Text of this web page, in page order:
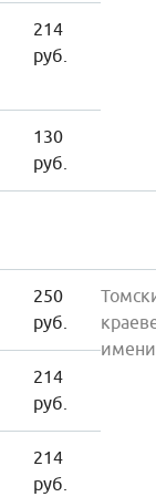
214
руб.
130
руб.
250
руб.
214
руб.
214
руб.